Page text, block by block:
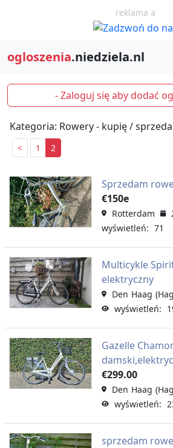
reklama a
ogloszenia.niedziela.nl
- Zaloguj się aby dodać
Kategoria: Rowery - kupię /
< 1 2
Sprzedam
€150e
Rotterdam
wyświetleń: 71
Multicykle
elektryczny
Den Haag
wyświetleń:
Gazelle
€299.00
Den Haag
wyświetleń:
sprzedam